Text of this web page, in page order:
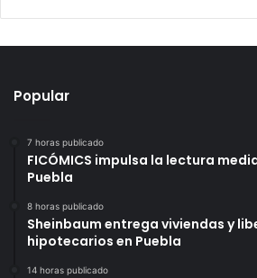
Popular
7 horas publicado
FICÓMICS impulsa la lectura
Puebla
8 horas publicado
Sheinbaum entrega viviendas y
hipotecarios en Puebla
14 horas publicado